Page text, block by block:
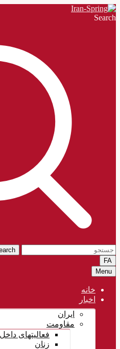
Search
FA
Menu
خانه
اخبار
ایران
مقاومت
فعالیتهای داخل
زنان